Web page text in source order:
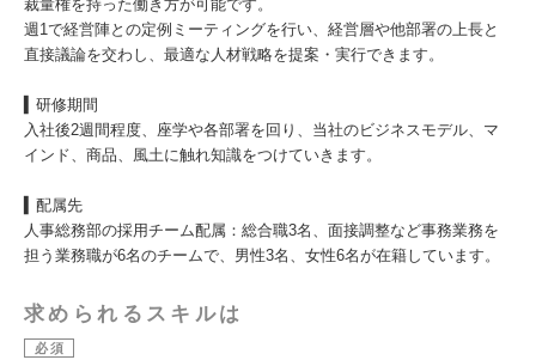
裁量権を持った働き方が可能です。
週1で経営陣との定例ミーティングを行い、経営層や他部署の上長と
直接議論を交わし、最適な人材戦略を提案・実行できます。
▍研修期間
入社後2週間程度、座学や各部署を回り、当社のビジネスモデル、マ
インド、商品、風土に触れ知識をつけていきます。
▍配属先
人事総務部の採用チーム配属：総合職3名、面接調整など事務業務を
担う業務職が6名のチームで、男性3名、女性6名が在籍しています。
求められるスキルは
必須